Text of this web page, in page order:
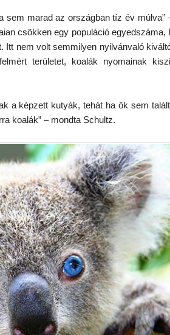
sem marad az országban tíz év múlva”
csökken egy populáció egyedszáma,
Itt nem volt semmilyen nyilvánvaló
területet, koalák nyomainak
a képzett kutyák, tehát ha ők sem
koalák” – mondta Schultz.